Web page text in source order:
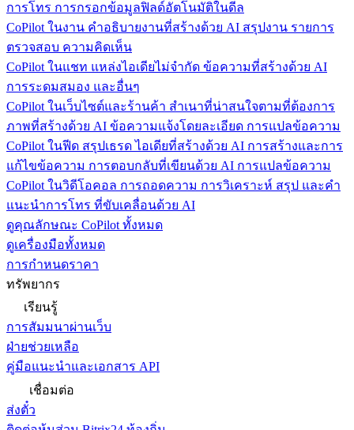
การโทร การกรอกข้อมูลฟิลด์อัตโนมัติในดีล
CoPilot ในงาน คำอธิบายงานที่สร้างด้วย AI สรุปงาน รายการ
ตรวจสอบ ความคิดเห็น
CoPilot ในแชท แหล่งไอเดียไม่จำกัด ข้อความที่สร้างด้วย AI
การระดมสมอง และอื่นๆ
CoPilot ในเว็บไซต์และร้านค้า สำเนาที่น่าสนใจตามที่ต้องการ
ภาพที่สร้างด้วย AI ข้อความแจ้งโดยละเอียด การแปลข้อความ
CoPilot ในฟีด สรุปเธรด ไอเดียที่สร้างด้วย AI การสร้างและการ
แก้ไขข้อความ การตอบกลับที่เขียนด้วย AI การแปลข้อความ
CoPilot ในวิดีโอคอล การถอดความ การวิเคราะห์ สรุป และคำ
แนะนำการโทร ที่ขับเคลื่อนด้วย AI
ดูคุณลักษณะ CoPilot ทั้งหมด
ดูเครื่องมือทั้งหมด
การกำหนดราคา
ทรัพยากร
เรียนรู้
การสัมมนาผ่านเว็บ
ฝ่ายช่วยเหลือ
คู่มือแนะนำและเอกสาร API
เชื่อมต่อ
ส่งตั๋ว